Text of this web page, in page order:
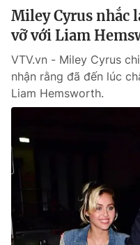
Miley Cyrus nhắc
vỡ với Liam
VTV.vn - Miley Cyrus
nhận rằng đã đến lúc
Liam Hemsworth.